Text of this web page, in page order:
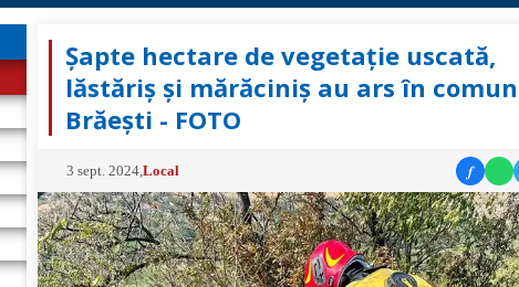
Șapte hectare de vegetație uscată,
lăstăriș și mărăciniș au ars în
Brăești - FOTO
3 sept. 2024 ,Local f